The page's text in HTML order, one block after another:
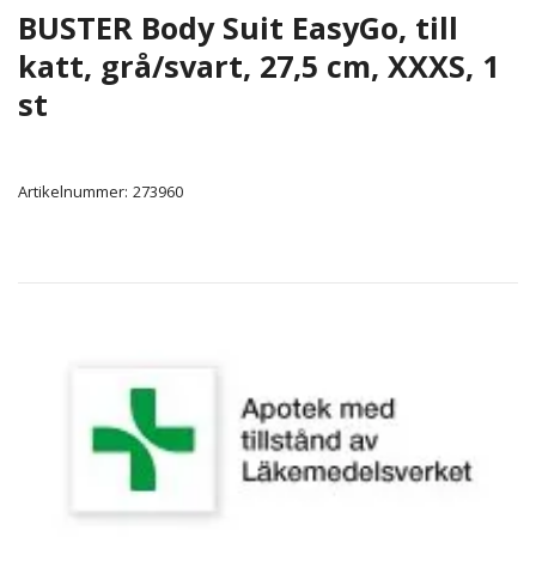
BUSTER Body Suit EasyGo, till
katt, grå/svart, 27,5 cm, XXXS, 1
st
Artikelnummer: 273960